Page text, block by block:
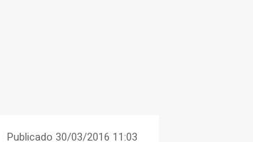
Publicado 30/03/2016 11:03